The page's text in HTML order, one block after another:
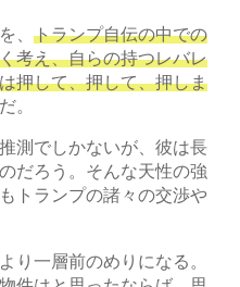
、 トランプ自伝の中での
考え、自らの持つレバレ
押して、押して、押しま
。
測でしかないが、彼は長
だろう。そんな天性の強
トランプの諸々の交渉や
り一層前のめりになる。